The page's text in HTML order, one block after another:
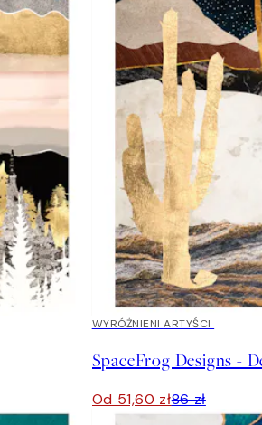
40%*
WYRÓŻNIENI ARTYŚCI
SpaceFrog Designs -
Od 51,60 zł86 zł